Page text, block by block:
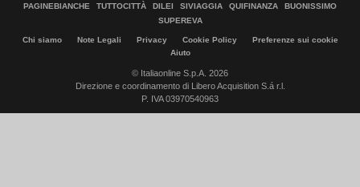
PAGINEBIANCHE
TUTTOCITTÀ DILEI SIVIAGGIA QUIFINANZA
BUONISSIMO
SUPEREVA
Chi siamo Note Legali Privacy Cookie Policy
Preferenze sui cookie
Aiuto
© Italiaonline S.p.A. 2026
Direzione e coordinamento di Libero Acquisition S.á r.l.
P. IVA 03970540963